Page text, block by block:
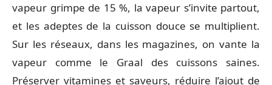
vapeur grimpe de 15 %, la vapeur s’invite partout,
et les adeptes de la cuisson douce se multiplient.
Sur les réseaux, dans les magazines, on vante la
vapeur comme le Graal des cuissons saines.
Préserver vitamines et saveurs, réduire l’ajout de